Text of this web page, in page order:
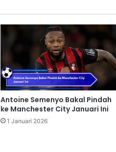
Antoine Semenyo Bakal Pindah
ke Manchester City Januari Ini
1 Januari 2026